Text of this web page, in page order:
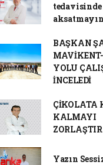
BAŞKAN
YOLU
İNCELEDİ
ÇİKOLATA
KALMAYI
Yazın